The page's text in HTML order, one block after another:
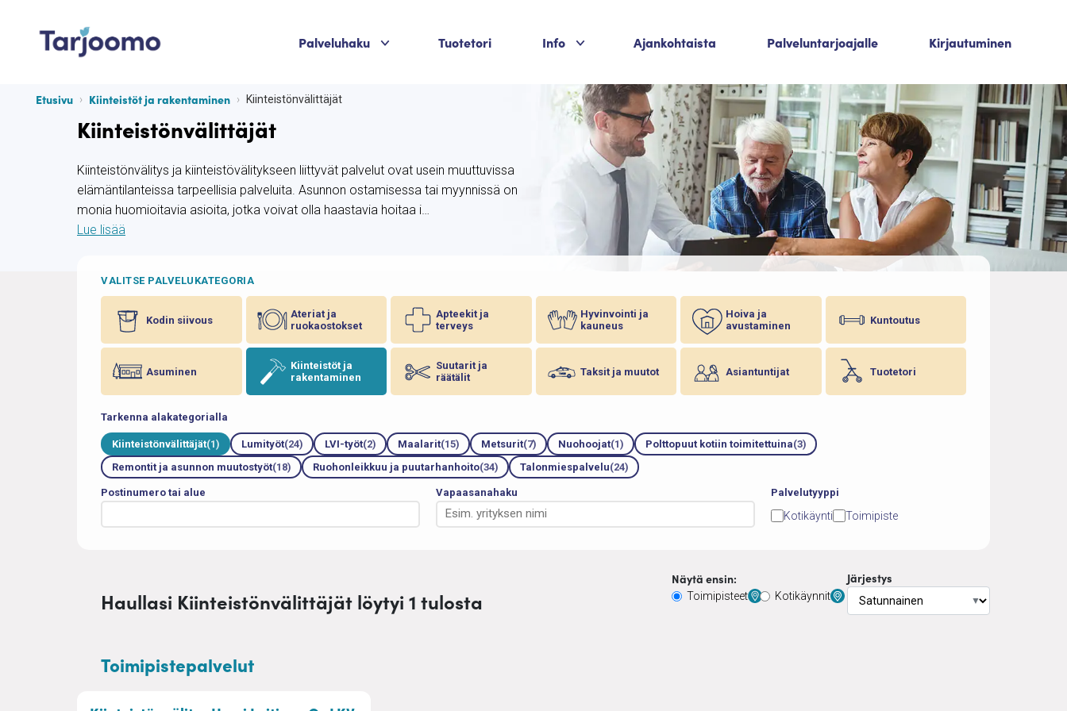
Palveluhaku Palvelukategoriat
Tuotetori Info Palvelukategoriat
Ajankohtaista Palveluntarjoajalle Kirjautuminen
Etusivu Kiinteistöt ja rakentaminen Kiinteistönvälittäjät
Kiinteistönvälittäjät
Kiinteistönvälitys ja kiinteistövälitykseen liittyvät palvelut ovat usein muuttuvissa
elämäntilanteissa tarpeellisia palveluita. Asunnon ostamisessa tai myynnissä on
monia huomioitavia asioita, jotka voivat olla haastavia hoitaa i…
Lue lisää
VALITSE PALVELUKATEGORIA
Kodin siivous
Ateriat ja
ruokaostokset
Apteekit ja
terveys
Hyvinvointi ja
kauneus
Hoiva ja
avustaminen
Kuntoutus
Asuminen
Kiinteistöt ja
rakentaminen
Suutarit ja
räätälit
Taksit ja muutot Asiantuntijat Tuotetori
Tarkenna alakategorialla
Kiinteistönvälittäjät(1) Lumityöt(24) LVI-työt(2) Maalarit(15) Metsurit(7) Nuohoojat(1) Polttopuut kotiin toimitettuina(3)
Remontit ja asunnon muutostyöt(18) Ruohonleikkuu ja puutarhanhoito(34) Talonmiespalvelu(24)
Postinumero tai alue Vapaasanahaku Palvelutyyppi
Kotikäynti Toimipiste
Haullasi Kiinteistönvälittäjät löytyi 1 tulosta
Näytä ensin:
Toimipisteet Kotikäynnit
Järjestys
▼
Toimipistepalvelut